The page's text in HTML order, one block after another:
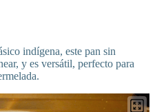
indígena, este pan sin
y es versátil, perfecto para